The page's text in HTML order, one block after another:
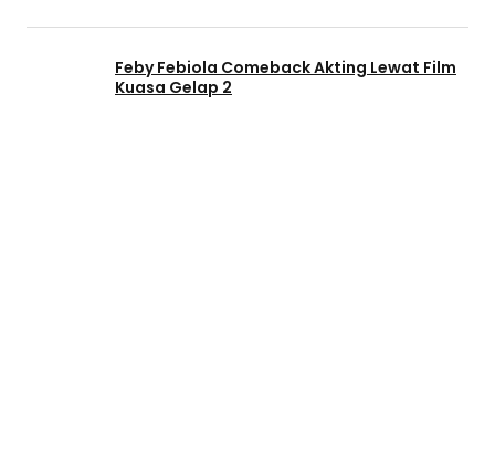
Feby Febiola Comeback Akting Lewat Film
Kuasa Gelap 2